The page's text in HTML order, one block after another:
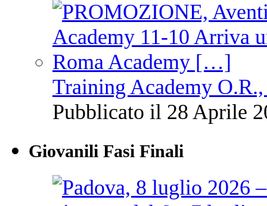
Training Academy
Pubblicato il 28 Aprile
Giovanili Fasi Finali